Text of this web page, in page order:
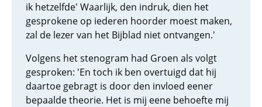
ik hetzelfde' Waarlijk, den indruk, dien het
gesprokene op iederen hoorder moest maken,
zal de lezer van het Bijblad niet ontvangen.'
Volgens het stenogram had Groen als volgt
gesproken: 'En toch ik ben overtuigd dat hij
daartoe gebragt is door den invloed eener
bepaalde theorie. Het is mij eene behoefte mij